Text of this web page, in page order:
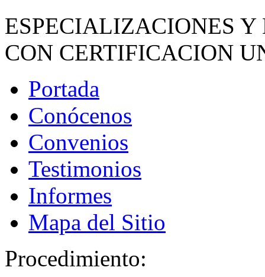
ESPECIALIZACIONES
CON CERTIFICACION
Portada
Conócenos
Convenios
Testimonios
Informes
Mapa del Sitio
Procedimiento: